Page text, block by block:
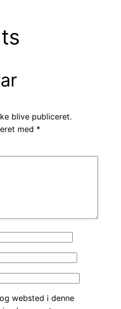
blive publiceret.
med *
websted i denne